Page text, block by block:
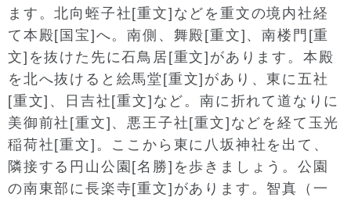
ます。北向蛭子社[重文]などを重文の境内社経
て本殿[国宝]へ。南側、舞殿[重文]、南楼門[重
文]を抜けた先に石鳥居[重文]があります。本殿
を北へ抜けると絵馬堂[重文]があり、東に五社
[重文]、日吉社[重文]など。南に折れて道なりに
美御前社[重文]、悪王子社[重文]などを経て玉光
稲荷社[重文]。ここから東に八坂神社を出て、
隣接する円山公園[名勝]を歩きましょう。公園
の南東部に長楽寺[重文]があります。智真（一